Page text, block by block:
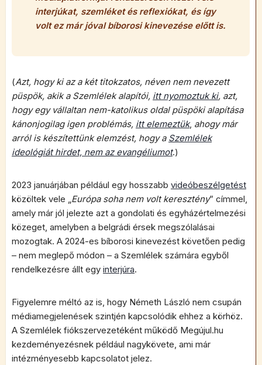
interjúkat, szemléket és reflexiókat, és így
volt ez már jóval bíborosi kinevezése előtt is.
(Azt, hogy ki az a két titokzatos, néven nem nevezett
püspök, akik a Szemlélek alapítói, itt nyomoztuk ki, azt,
hogy egy vállaltan nem-katolikus oldal püspöki alapítása
kánonjogilag igen problémás, itt elemeztük, ahogy már
arról is készítettünk elemzést, hogy a Szemlélek
ideológiát hirdet, nem az evangéliumot.)
2023 januárjában például egy hosszabb videóbeszélgetést
közöltek vele „Európa soha nem volt keresztény” címmel,
amely már jól jelezte azt a gondolati és egyházértelmezési
közeget, amelyben a belgrádi érsek megszólalásai
mozogtak. A 2024-es bíborosi kinevezést követően pedig
– nem meglepő módon – a Szemlélek számára egyből
rendelkezésre állt egy interjúra.
Figyelemre méltó az is, hogy Németh László nem csupán
médiamegjelenések szintjén kapcsolódik ehhez a körhöz.
A Szemlélek fiókszervezetéként működő Megújul.hu
kezdeményezésnek például nagykövete, ami már
intézményesebb kapcsolatot jelez.